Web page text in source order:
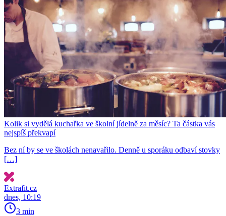
Kolik si vydělá kuchařka ve školní jídelně za měsíc? Ta částka vás
nejspíš překvapí
Bez ní by se ve školách nenavařilo. Denně u sporáku odbaví stovky
[…]
Extrafit.cz
dnes, 10:19
3 min